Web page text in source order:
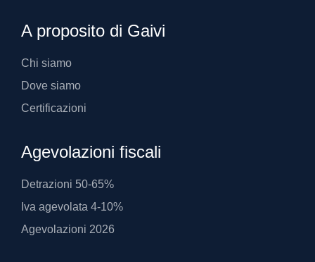
A proposito di Gaivi
Chi siamo
Dove siamo
Certificazioni
Agevolazioni fiscali
Detrazioni 50-65%
Iva agevolata 4-10%
Agevolazioni 2026